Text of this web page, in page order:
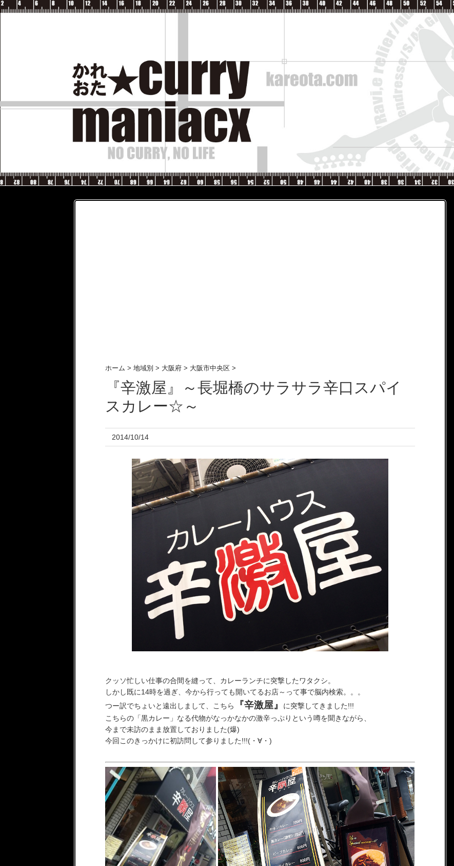
ホーム > 地域別 > 大阪府 > 大阪市中央区 >
『辛激屋』～長堀橋のサラサラ辛口スパイ
スカレー☆～
2014/10/14
クッソ忙しい仕事の合間を縫って、カレーランチに突撃したワタクシ。
しかし既に14時を過ぎ、今から行っても開いてるお店～って事で脳内検索。。。
つー訳でちょいと遠出しまして、こちら
『辛激屋』
に突撃してきました!!!
こちらの「黒カレー」なる代物がなっかなかの激辛っぷりという噂を聞きながら、
今まで未訪のまま放置しておりました(爆)
今回このきっかけに初訪問して参りました!!!(・∀・)